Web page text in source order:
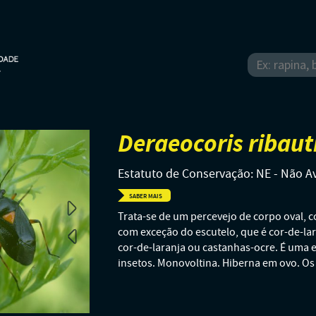
Deraeocoris
Estatuto de Conservação: NE - Não
SABER MAIS
Trata-se de um percevejo de corpo oval,
com exceção do escutelo, que é cor-de-
cor-de-laranja ou castanhas-ocre. É uma
insetos. Monovoltina. Hiberna em ovo.